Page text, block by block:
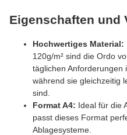
Eigenschaften und
Hochwertiges Material:
120g/m² sind die Ordo
täglichen Anforderungen
während sie gleichzeitig
sind.
Format A4: Ideal für die
passt dieses Format
Ablagesysteme.